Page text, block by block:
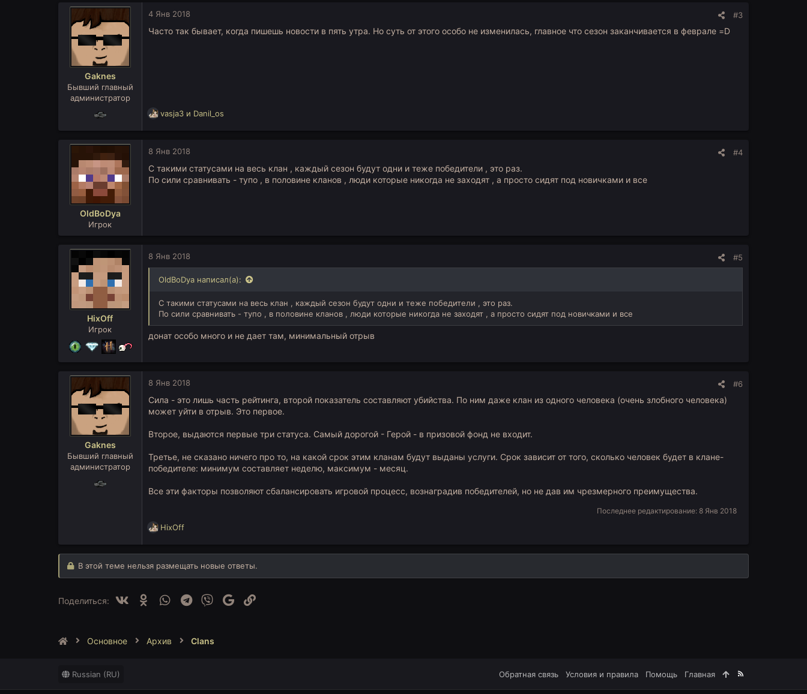
Gaknes
Бывший главный
администратор
4 Янв 2018 #3
Часто так бывает, когда пишешь новости в пять утра. Но суть от этого особо не изменилась, главное что сезон заканчивается в феврале =D
Р
ц
и
и
vasja3 и Danil_os
OldBoDya
Игрок
8 Янв 2018 #4
С такими статусами на весь клан , каждый сезон будут одни и теже победители , это раз.
По сили сравнивать - тупо , в половине кланов , люди которые никогда не заходят , а просто сидят под новичками и все
HixOff
Игрок
8 Янв 2018 #5
OldBoDya написал(а):
С такими статусами на весь клан , каждый сезон будут одни и теже победители , это раз.
По сили сравнивать - тупо , в половине кланов , люди которые никогда не заходят , а просто сидят под новичками и все
донат особо много и не дает там, минимальный отрыв
Gaknes
Бывший главный
администратор
8 Янв 2018 #6
Сила - это лишь часть рейтинга, второй показатель составляют убийства. По ним даже клан из одного человека (очень злобного человека)
может уйти в отрыв. Это первое.
Второе, выдаются первые три статуса. Самый дорогой - Герой - в призовой фонд не входит.
Третье, не сказано ничего про то, на какой срок этим кланам будут выданы услуги. Срок зависит от того, сколько человек будет в клане-
победителе: минимум составляет неделю, максимум - месяц.
Все эти факторы позволяют сбалансировать игровой процесс, вознаградив победителей, но не дав им чрезмерного преимущества.
Последнее редактирование: 8 Янв 2018
Р
ц
и
:
HixOff
В этой теме нельзя размещать новые ответы.
Поделиться: Ok WhatsAppTelegram
Viber Google
Основное Архив Clans
Russian (RU) Обратная связь Условия и правила Помощь Главная
R
S